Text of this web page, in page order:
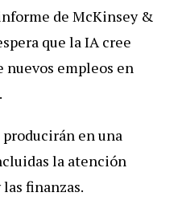
de McKinsey &
que la IA cree
nuevos empleos en
en una
la atención
finanzas.